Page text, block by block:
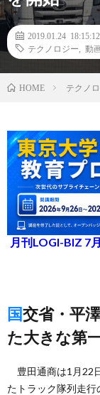
2019.01.24 18:15:12
テクノロジー
動
HOME テクノ
月刊LOGI-BIZ 7
国交省・平澤自動運転戦略官「実現に向け
た大きな第
豊田通商は1月22
たトラック隊列走